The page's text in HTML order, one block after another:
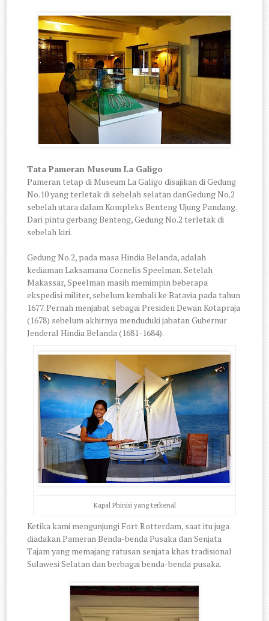
Tata Pameran Museum La Galigo
Pameran tetap di Museum La Galigo disajikan di Gedung
No.10 yang terletak di sebelah selatan danGedung No.2
sebelah utara dalam Kompleks Benteng Ujung Pandang.
Dari pintu gerbang Benteng, Gedung No.2 terletak di
sebelah kiri.
Gedung No.2, pada masa Hindia Belanda, adalah
kediaman Laksamana Cornelis Speelman. Setelah
Makassar, Speelman masih memimpin beberapa
ekspedisi militer, sebelum kembali ke Batavia pada tahun
1677. Pernah menjabat sebagai Presiden Dewan Kotapraja
(1678) sebelum akhirnya menduduki jabatan Gubernur
Jenderal Hindia Belanda (1681-1684).
Kapal Phinisi yang terkenal
Ketika kami mengunjungi Fort Rotterdam, saat itu juga
diadakan Pameran Benda-benda Pusaka dan Senjata
Tajam yang memajang ratusan senjata khas tradisional
Sulawesi Selatan dan berbagai benda-benda pusaka.